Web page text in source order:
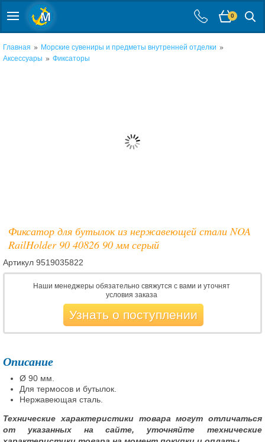
0
Главная » Морские сувениры и предметы внутренней отделки »
Аксессуары » Фиксаторы
Фиксатор для бутылок из нержавеющей стали NOA
RailHolder 90 40826 90 мм серый
Артикул 9519035822
Наши менеджеры обязательно свяжутся с вами и уточнят
условия заказа
Узнать о поступлении
Описание
Ø 90 мм.
Для термосов и бутылок.
Нержавеющая сталь.
Технические характеристики товара могут отличаться
от указанных на сайте, уточняйте технические